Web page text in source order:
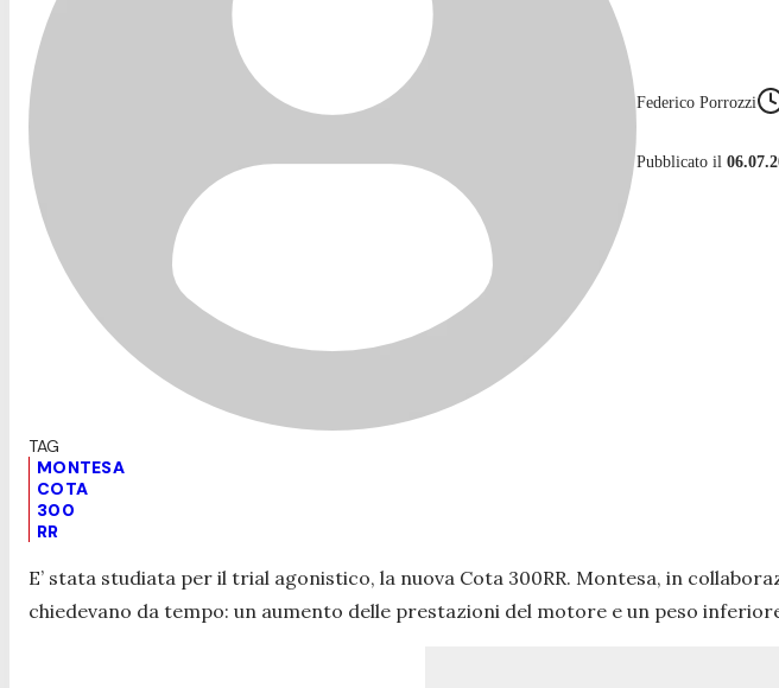
Federico Porrozzi
Pubblicato il
MONTESA
COTA
300
RR
E’ stata studiata per il trial agonistico, la nuova Cota 300RR. Montesa, in
chiedevano da tempo: un aumento delle prestazioni del motore e un peso